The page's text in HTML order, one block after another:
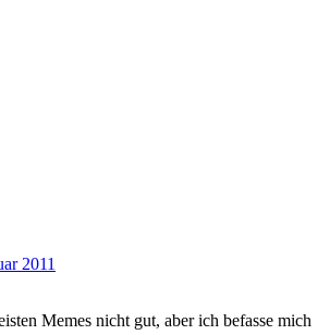
2011
Memes nicht gut, aber ich befasse mich